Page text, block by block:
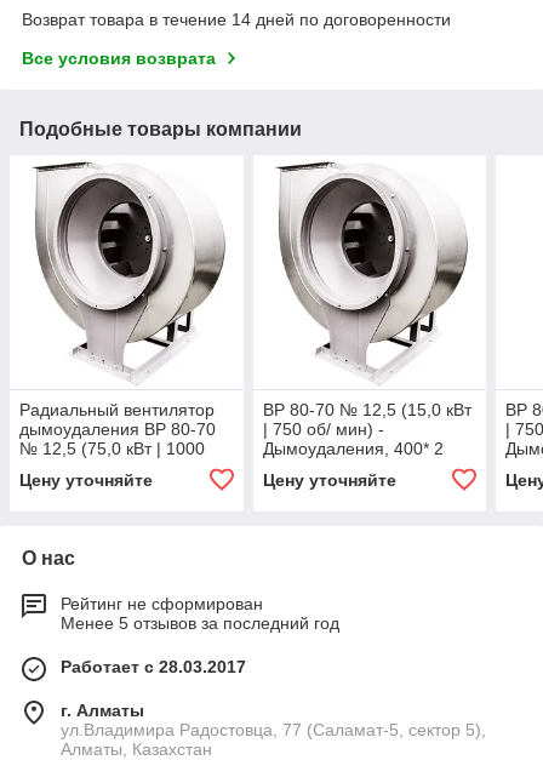
Возврат товара в течение 14 дней по договоренности
Все условия возврата
Подобные товары компании
Радиальный вентилятор
дымоудаления ВР 80-70
№ 12,5 (75,0 кВт | 1000
Цену уточняйте
ВР 80-70 № 12,5 (15,0 кВт
| 750 об/ мин) -
Дымоудаления, 400* 2
Цену уточняйте
ВР
|
О нас
Рейтинг не сформирован
Менее 5 отзывов за последний год
Работает с 28.03.2017
г. Алматы
ул.Владимира Радостовца, 77 (Саламат-5, сектор 5),
Алматы, Казахстан